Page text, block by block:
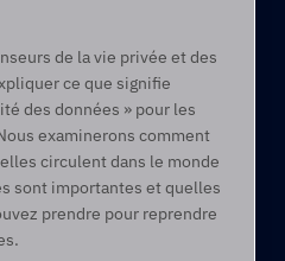
de la vie privée et des
ce que signifie
des données » pour les
examinerons comment
circulent dans le monde
sont importantes et quelles
prendre pour reprendre